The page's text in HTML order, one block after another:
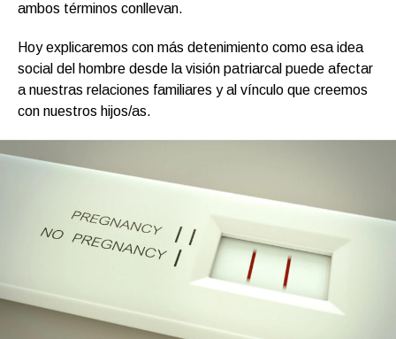
ambos términos conllevan.
Hoy explicaremos con más detenimiento como esa idea
social del hombre desde la visión patriarcal puede afectar
a nuestras relaciones familiares y al vínculo que creemos
con nuestros hijos/as.